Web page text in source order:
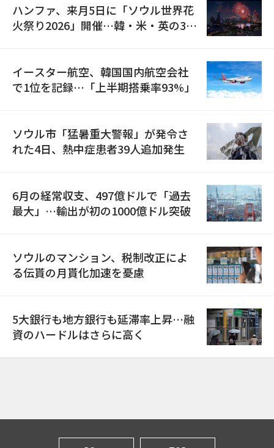
ハンファ、来月5日に「ソウル世界花
火祭り2026」開催…韓・米・英の3カ
イースター航空、韓国国内航空会社
で1位を記録…「上半期搭乗率93%」
ソウル市「猛暑重大警報」が発令さ
れた4日、熱中症患者39人追加発生
6月の経常収支、497億ドルで「過去
最大」…輸出が初の1000億ドル突破
ソウルのマンション、税制改正によ
る伝貰の月貰化加速を憂慮
5大銀行も地方銀行も延滞率上昇…融
資のハードルはさらに高く